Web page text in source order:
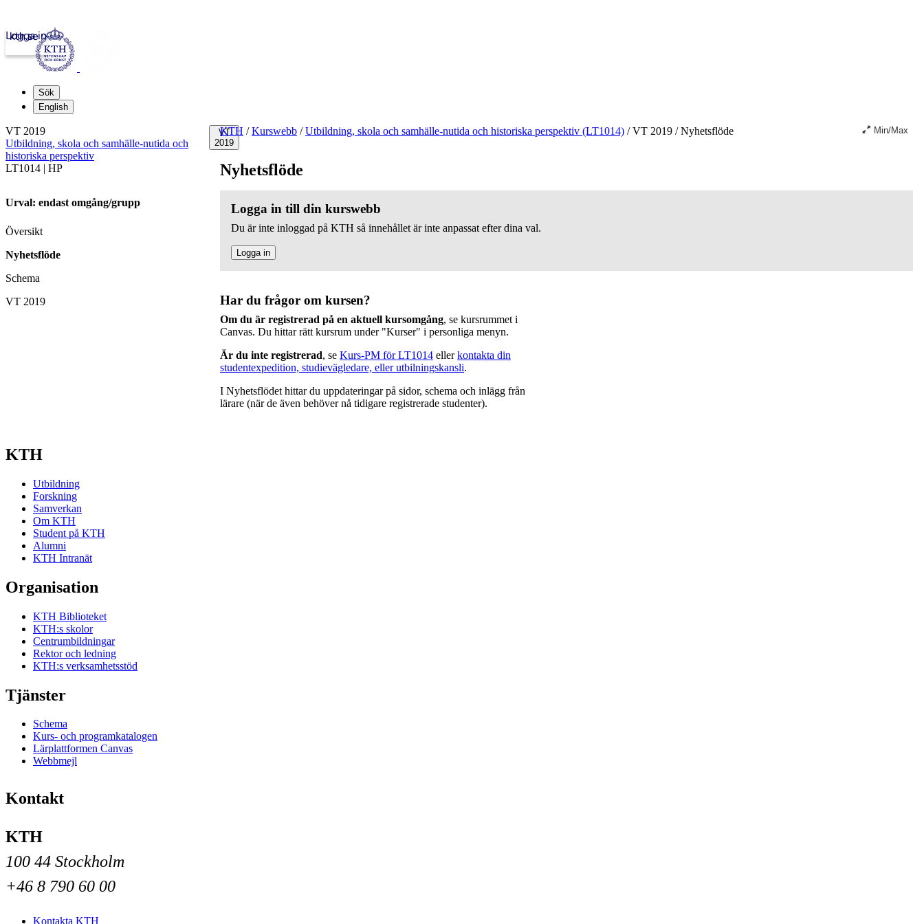
kth.se
Logga in
Sök
English
VT
2019
KTH / Kurswebb / Utbildning, skola och samhälle-nutida och historiska perspektiv (LT1014) /VT 2019 /Nyhetsflöde Min/Max
Nyhetsflöde
Logga in till din kurswebb
Du är inte inloggad på KTH så innehållet är inte anpassat efter dina val.
Logga in
Har du frågor om kursen?
Om du är registrerad på en aktuell kursomgång, se kursrummet i
Canvas. Du hittar rätt kursrum under "Kurser" i personliga menyn.
Är du inte registrerad, se Kurs-PM för LT1014 ellerkontakta din
studentexpedition, studievägledare, eller utbilningskansli.
I Nyhetsflödet hittar du uppdateringar på sidor, schema och inlägg från
lärare (när de även behöver nå tidigare registrerade studenter).
VT 2019
Utbildning, skola och samhälle-nutida och
historiska perspektiv
LT1014 | HP
Urval: endast omgång/grupp
Översikt
Nyhetsflöde
Schema
VT 2019
KTH
Utbildning
Forskning
Samverkan
Om KTH
Student på KTH
Alumni
KTH Intranät
Organisation
KTH Biblioteket
KTH:s skolor
Centrumbildningar
Rektor och ledning
KTH:s verksamhetsstöd
Tjänster
Schema
Kurs- och programkatalogen
Lärplattformen Canvas
Webbmejl
Kontakt
KTH
100 44 Stockholm
+46 8 790 60 00
Kontakta KTH